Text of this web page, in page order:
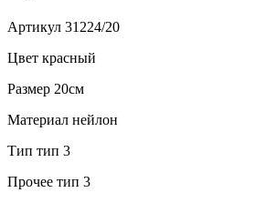
Артикул 31224/20
Цвет красный
Размер 20см
Материал нейлон
Тип тип 3
Прочее тип 3